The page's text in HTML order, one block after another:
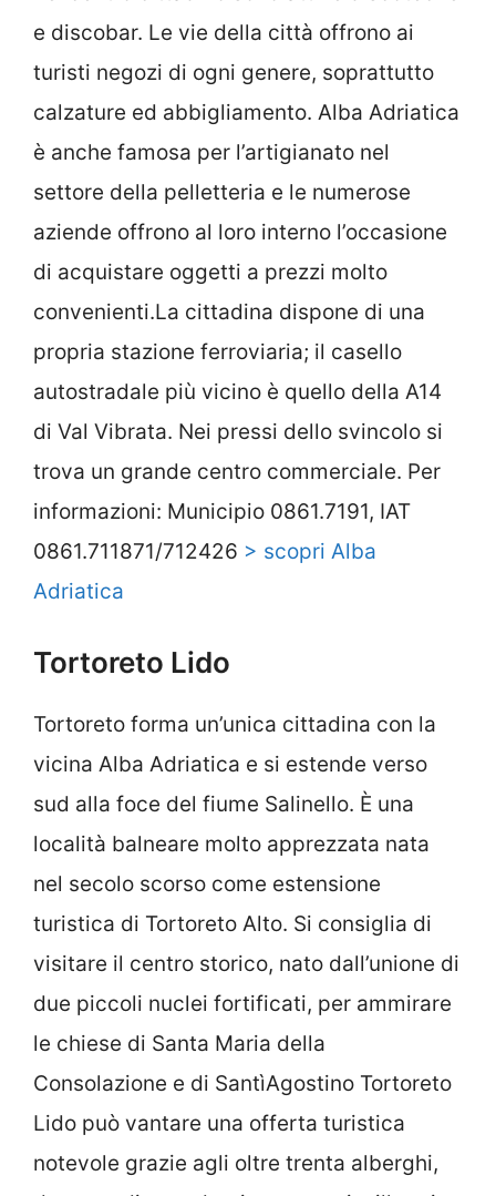
e discobar. Le vie della città offrono ai
turisti negozi di ogni genere, soprattutto
calzature ed abbigliamento. Alba Adriatica
è anche famosa per l’artigianato nel
settore della pelletteria e le numerose
aziende offrono al loro interno l’occasione
di acquistare oggetti a prezzi molto
convenienti.La cittadina dispone di una
propria stazione ferroviaria; il casello
autostradale più vicino è quello della A14
di Val Vibrata. Nei pressi dello svincolo si
trova un grande centro commerciale. Per
informazioni: Municipio 0861.7191, IAT
0861.711871/712426 > scopri Alba
Adriatica
Tortoreto Lido
Tortoreto forma un’unica cittadina con la
vicina Alba Adriatica e si estende verso
sud alla foce del fiume Salinello. È una
località balneare molto apprezzata nata
nel secolo scorso come estensione
turistica di Tortoreto Alto. Si consiglia di
visitare il centro storico, nato dall’unione di
due piccoli nuclei fortificati, per ammirare
le chiese di Santa Maria della
Consolazione e di SantìAgostino Tortoreto
Lido può vantare una offerta turistica
notevole grazie agli oltre trenta alberghi,